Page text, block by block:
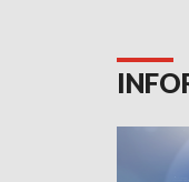
Pologne